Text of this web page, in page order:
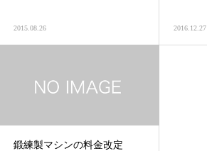
2015.08.26 2016.12.27
鍛練製マシンの料金改定